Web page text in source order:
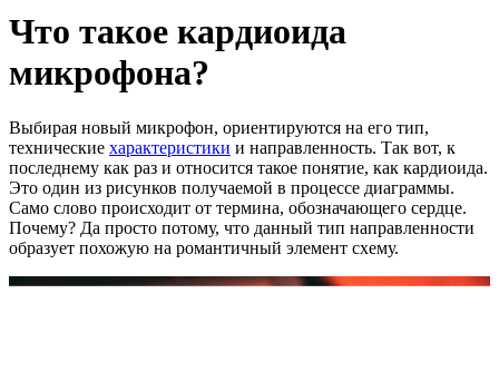
Что такое кардиоида
микрофона?
Выбирая новый микрофон, ориентируются на его тип,
технические характеристики и направленность. Так вот, к
последнему как раз и относится такое понятие, как кардиоида.
Это один из рисунков получаемой в процессе диаграммы.
Само слово происходит от термина, обозначающего сердце.
Почему? Да просто потому, что данный тип направленности
образует похожую на романтичный элемент схему.